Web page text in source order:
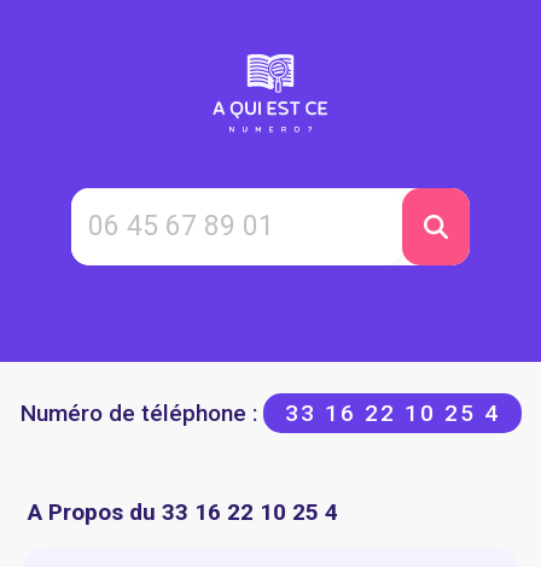
Numéro de téléphone : 33 16 22 10 25 4
A Propos du 33 16 22 10 25 4